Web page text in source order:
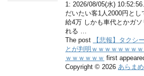
1: 2026/08/05(水)
だいたい客1人2000円とし
給4万 しかも車代とかガ
れる …
The post
【悲報】タクシ
とが判明ｗｗｗｗｗｗｗ
ｗｗｗｗｗｗ first
Copyright © 2026 あらま